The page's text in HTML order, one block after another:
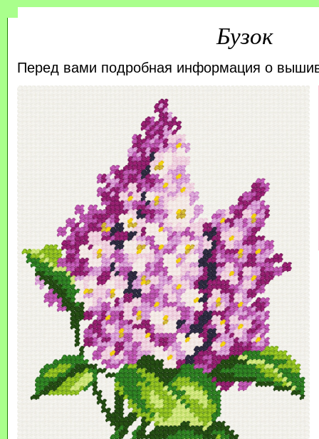
Бузок
Перед вами подробная информация о